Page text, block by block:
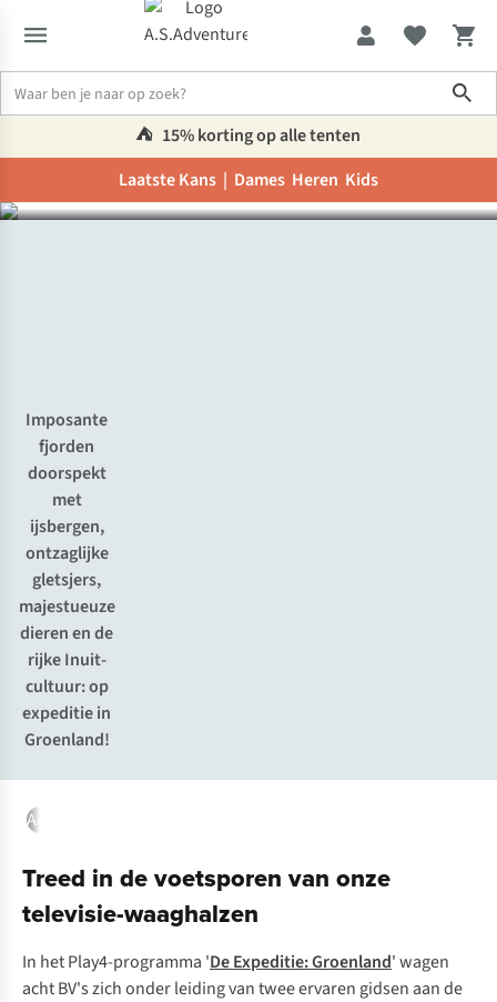
⛺️ 15% korting op alle tenten
Laatste Kans | Dames Heren Kids
Expeditie Groenland:
ontdek ’s werelds ruigste
eiland
Imposante
fjorden
doorspekt
met
ijsbergen,
ontzaglijke
gletsjers,
majestueuze
dieren en de
rijke Inuit-
cultuur: op
expeditie in
Groenland!
Activiteiten
Treed in de voetsporen van onze
televisie-waaghalzen
In het Play4-programma 'De Expeditie: Groenland' wagen
acht BV's zich onder leiding van twee ervaren gidsen aan de